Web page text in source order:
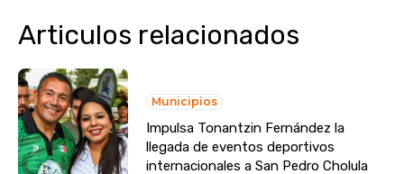
Articulos relacionados
Municipios
Impulsa Tonantzin Fernández la
llegada de eventos deportivos
internacionales a San Pedro Cholula